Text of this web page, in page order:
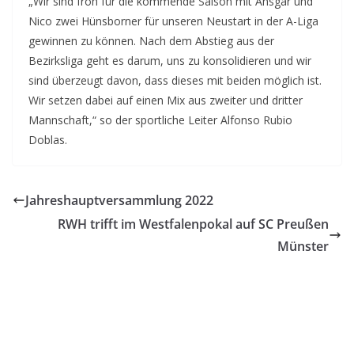
Nico zwei Hünsborner für unseren Neustart in der A-Liga
gewinnen zu können. Nach dem Abstieg aus der
Bezirksliga geht es darum, uns zu konsolidieren und wir
sind überzeugt davon, dass dieses mit beiden möglich ist.
Wir setzen dabei auf einen Mix aus zweiter und dritter
Mannschaft,“ so der sportliche Leiter Alfonso Rubio
Doblas.
Jahreshauptversammlung 2022
RWH trifft im Westfalenpokal auf SC Preußen
Münster